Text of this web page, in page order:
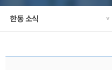
한동 소식 >